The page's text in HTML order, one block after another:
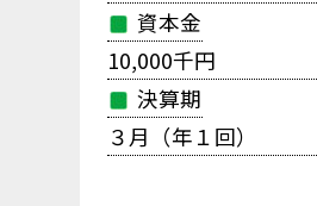
資本金
10,000千円
決算期
３月（年１回）